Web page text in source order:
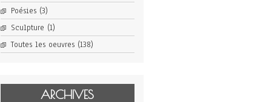
Poésies(3)
Sculpture (1)
Toutes les oeuvres(138)
ARCHIVES